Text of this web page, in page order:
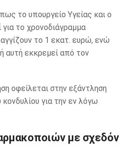
το υπουργείο Υγείας και ο
το χρονοδιάγραμμα
το 1 εκατ. ευρώ, ενώ
αυτή εκκρεμεί από τον
οφείλεται στην εξάντληση
για την εν λόγω
με σχεδόν